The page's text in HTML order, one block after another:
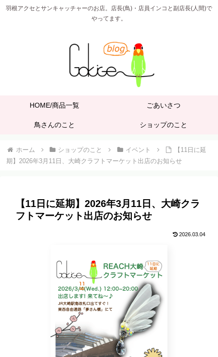
羽根アクセとサンキャッチャーのお店。店長(鳥)・店員インコと副店長(人間)で
やってます。
HOME/商品一覧 ごあいさつ
鳥さんのこと ショップのこと
ホーム ショップのこと イベント
【11日に延
期】2026年3月11日、大崎クラフトマーケット出店のお知らせ
【11日に延期】2026年3月11日、大崎クラ
フトマーケット出店のお知らせ
2026.03.04